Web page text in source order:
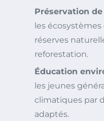
Préservation
les
réserves
reforestation.
Éducation
les jeunes
climatiques par
adaptés.